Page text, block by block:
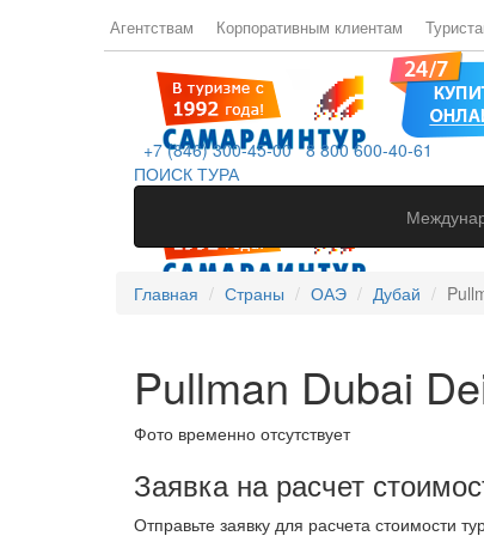
Агентствам Корпоративным клиентам
+7 (846) 300-45-00 8 800 600-40-61
ПОИСК ТУРА
Главная Страны ОАЭ Дубай
Pullman Dubai
Фото временно отсутствует
Заявка на расчет
Отправьте заявку для расчета стоимости